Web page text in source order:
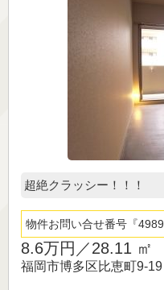
超絶クラッシー！！！
物件お問い合せ番号 4989
8.6万円／28.11 ㎡
福岡市博多区比恵町9-19